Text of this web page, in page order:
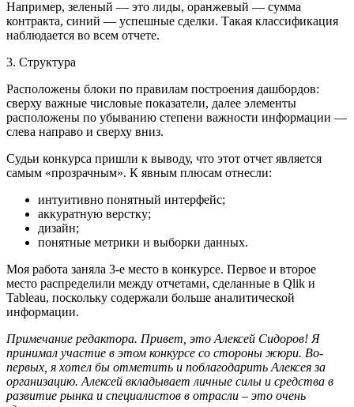
Например, зеленый — это лиды, оранжевый — сумма
контракта, синий — успешные сделки. Такая классификация
наблюдается во всем отчете.
3. Структура
Расположены блоки по правилам построения дашбордов:
сверху важные числовые показатели, далее элементы
расположены по убыванию степени важности информации —
слева направо и сверху вниз.
Судьи конкурса пришли к выводу, что этот отчет является
самым «прозрачным». К явным плюсам отнесли:
интуитивно понятный интерфейс;
аккуратную верстку;
дизайн;
понятные метрики и выборки данных.
Моя работа заняла 3-е место в конкурсе. Первое и второе
место распределили между отчетами, сделанные в Qlik и
Tableau, поскольку содержали больше аналитической
информации.
Примечание редактора. Привет, это Алексей Сидоров! Я
принимал участие в этом конкурсе со стороны жюри. Во-
первых, я хотел бы отметить и поблагодарить Алексея за
организацию. Алексей вкладывает личные силы и средства в
развитие рынка и специалистов в отрасли – это очень